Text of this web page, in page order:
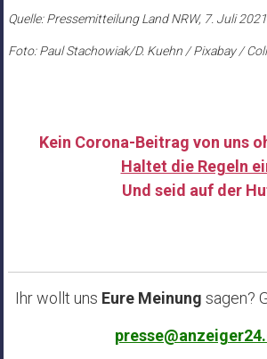
Quelle: Pressemitteilung Land NRW, 7. Juli 2021
Foto: Paul Stachowiak/D. Kuehn / Pixabay /
Kein Corona-Beitrag von uns
Haltet die Regeln
Und seid auf der
Ihr wollt uns Eure Meinung sagen?